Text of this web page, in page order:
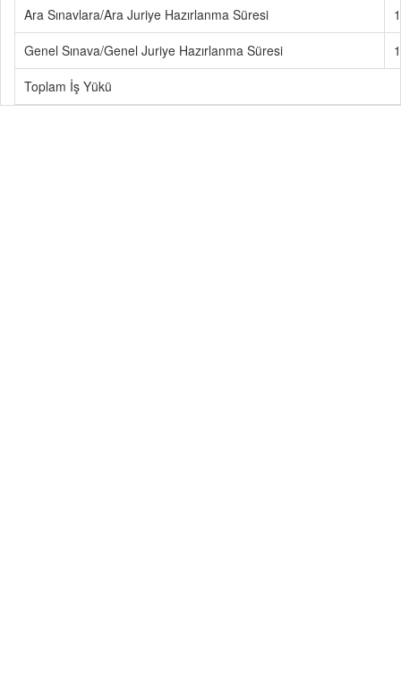
Ara Sınavlara/Ara Juriye Hazırlanma Süresi
1
Genel Sınava/Genel Juriye Hazırlanma Süresi
1
Toplam İş Yükü